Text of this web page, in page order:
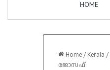
HOME
Home/ Kerala /
ജോസഫ്